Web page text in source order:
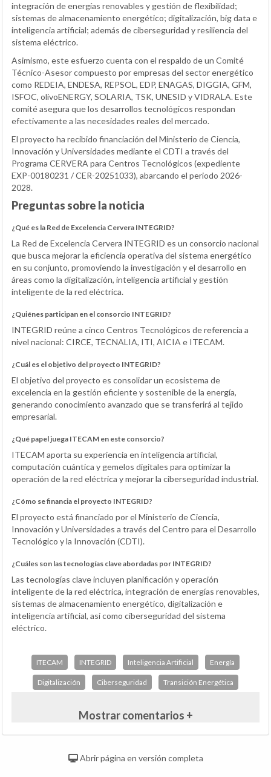
integración de energías renovables y gestión de flexibilidad;
sistemas de almacenamiento energético; digitalización, big data e
inteligencia artificial; además de ciberseguridad y resiliencia del
sistema eléctrico.
Asimismo, este esfuerzo cuenta con el respaldo de un Comité
Técnico-Asesor compuesto por empresas del sector energético
como REDEIA, ENDESA, REPSOL, EDP, ENAGAS, DIGGIA, GFM,
ISFOC, olivoENERGY, SOLARIA, TSK, UNESID y VIDRALA. Este
comité asegura que los desarrollos tecnológicos respondan
efectivamente a las necesidades reales del mercado.
El proyecto ha recibido financiación del Ministerio de Ciencia,
Innovación y Universidades mediante el CDTI a través del
Programa CERVERA para Centros Tecnológicos (expediente
EXP-00180231 / CER-20251033), abarcando el periodo 2026-
2028.
Preguntas sobre la noticia
¿Qué es la Red de Excelencia Cervera INTEGRID?
La Red de Excelencia Cervera INTEGRID es un consorcio nacional
que busca mejorar la eficiencia operativa del sistema energético
en su conjunto, promoviendo la investigación y el desarrollo en
áreas como la digitalización, inteligencia artificial y gestión
inteligente de la red eléctrica.
¿Quiénes participan en el consorcio INTEGRID?
INTEGRID reúne a cinco Centros Tecnológicos de referencia a
nivel nacional: CIRCE, TECNALIA, ITI, AICIA e ITECAM.
¿Cuál es el objetivo del proyecto INTEGRID?
El objetivo del proyecto es consolidar un ecosistema de
excelencia en la gestión eficiente y sostenible de la energía,
generando conocimiento avanzado que se transferirá al tejido
empresarial.
¿Qué papel juega ITECAM en este consorcio?
ITECAM aporta su experiencia en inteligencia artificial,
computación cuántica y gemelos digitales para optimizar la
operación de la red eléctrica y mejorar la ciberseguridad industrial.
¿Cómo se financia el proyecto INTEGRID?
El proyecto está financiado por el Ministerio de Ciencia,
Innovación y Universidades a través del Centro para el Desarrollo
Tecnológico y la Innovación (CDTI).
¿Cuáles son las tecnologías clave abordadas por INTEGRID?
Las tecnologías clave incluyen planificación y operación
inteligente de la red eléctrica, integración de energías renovables,
sistemas de almacenamiento energético, digitalización e
inteligencia artificial, así como ciberseguridad del sistema
eléctrico.
ITECAM INTEGRID Inteligencia Artificial Energía
Digitalización Ciberseguridad Transición Energética
Mostrar comentarios +
Abrir página en versión completa